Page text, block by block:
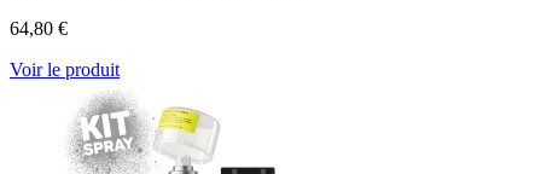
64,80 €
Voir le produit